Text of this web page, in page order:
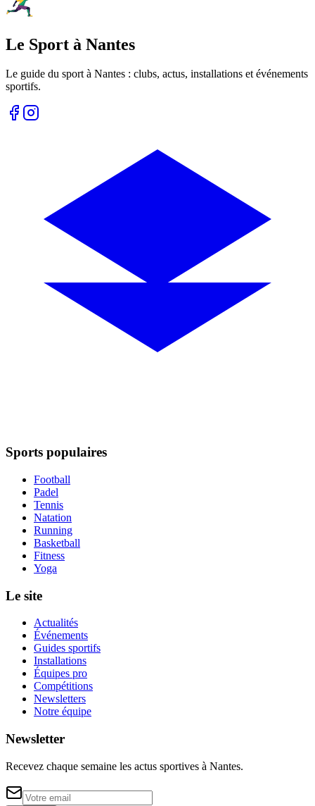
Le Sport à Nantes
Le guide du sport à Nantes : clubs, actus, installations et événements
sportifs.
Sports populaires
Football
Padel
Tennis
Natation
Running
Basketball
Fitness
Yoga
Le site
Actualités
Événements
Guides sportifs
Installations
Équipes pro
Compétitions
Newsletters
Notre équipe
Newsletter
Recevez chaque semaine les actus sportives à Nantes.